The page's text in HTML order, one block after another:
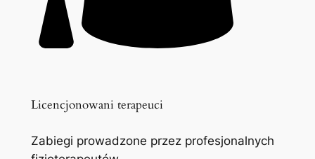
Licencjonowani terapeuci
Zabiegi prowadzone przez profesjonalnych